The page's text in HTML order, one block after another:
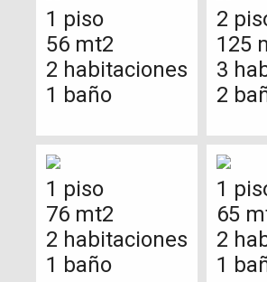
1 piso
56 mt2
2 habitaciones
1 baño
2
125
3
2
1 piso
76 mt2
2 habitaciones
1 baño
1
65
2
1